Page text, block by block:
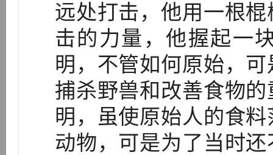
远处打击，他用一根
击的力量，他握起一
明，不管如何原始，
捕杀野兽和改善食物
明，虽使原始人的食
动物，可是为了当时